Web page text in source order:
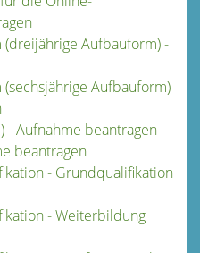
(dreijährige Aufbauform) -
Aufbauform)
- Aufnahme beantragen
beantragen
- Grundqualifikation
- Weiterbildung